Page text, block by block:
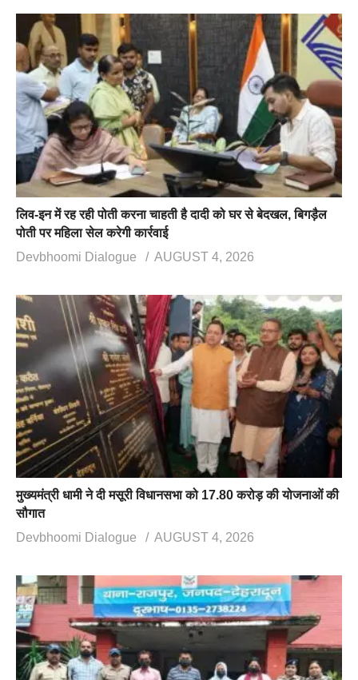
लिव-इन में रह रही पोती करना चाहती है दादी को घर से बेदखल, बिगड़ैल
पोती पर महिला सेल करेगी कार्रवाई
Devbhoomi Dialogue
AUGUST 4, 2026
मुख्यमंत्री धामी ने दी मसूरी विधानसभा को 17.80 करोड़ की योजनाओं की
सौगात
Devbhoomi Dialogue
AUGUST 4, 2026